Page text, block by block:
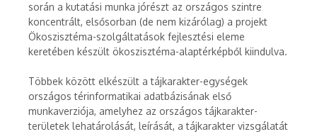
során a kutatási munka jórészt az országos szintre
koncentrált, elsősorban (de nem kizárólag) a projekt
Ökoszisztéma-szolgáltatások fejlesztési eleme
keretében készült ökoszisztéma-alaptérképből kiindulva.
Többek között elkészült a tájkarakter-egységek
országos térinformatikai adatbázisának első
munkaverziója, amelyhez az országos tájkarakter-
területek lehatárolását, leírását, a tájkarakter vizsgálatát